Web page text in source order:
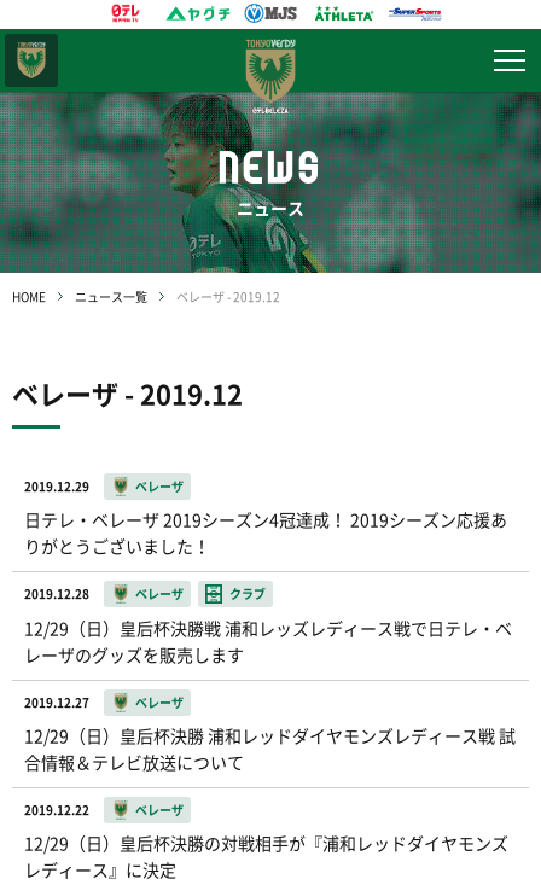
NEWS
ニュース
HOME ニュース一覧 ベレーザ - 2019.12
ベレーザ - 2019.12
2019.12.29 ベレーザ
日テレ・ベレーザ 2019シーズン4冠達成！ 2019シーズン応援あ
りがとうございました！
2019.12.28 ベレーザ クラブ
12/29（日）皇后杯決勝戦 浦和レッズレディース戦で日テレ・ベ
レーザのグッズを販売します
2019.12.27 ベレーザ
12/29（日）皇后杯決勝 浦和レッドダイヤモンズレディース戦 試
合情報＆テレビ放送について
2019.12.22 ベレーザ
12/29（日）皇后杯決勝の対戦相手が『浦和レッドダイヤモンズ
レディース』に決定